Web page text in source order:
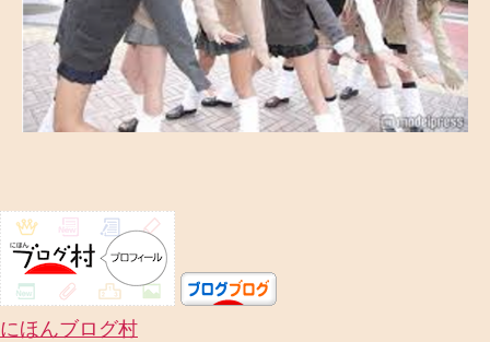
た
2
5
歳
の
純
録
・
お
や
にほんブログ村